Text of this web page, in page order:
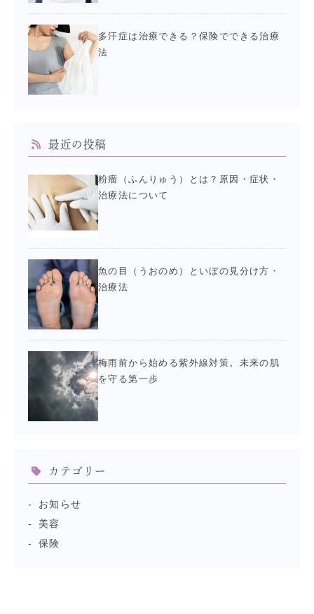
多汗症は治療できる？保険でできる治療
法
最近の投稿
粉瘤（ふんりゅう）とは？原因・症状・
治療法について
魚の目（うおのめ）といぼの見分け方・
治療法
梅雨前から始める紫外線対策。未来の肌
を守る第一歩
カテゴリー
お知らせ
美容
保険